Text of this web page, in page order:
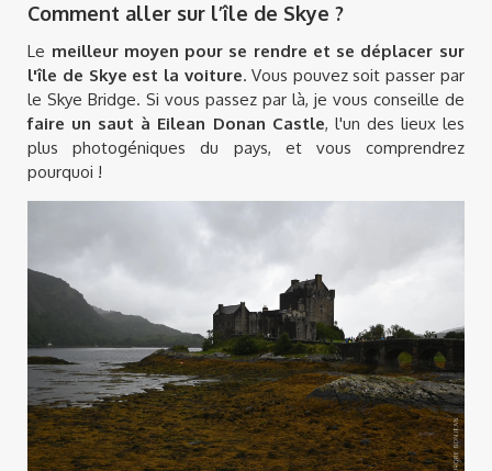
Comment aller sur l’île de Skye ?
Le meilleur moyen pour se rendre et se déplacer sur
l'île de Skye est la voiture. Vous pouvez soit passer par
le Skye Bridge. Si vous passez par là, je vous conseille de
faire un saut à Eilean Donan Castle, l'un des lieux les
plus photogéniques du pays, et vous comprendrez
pourquoi !